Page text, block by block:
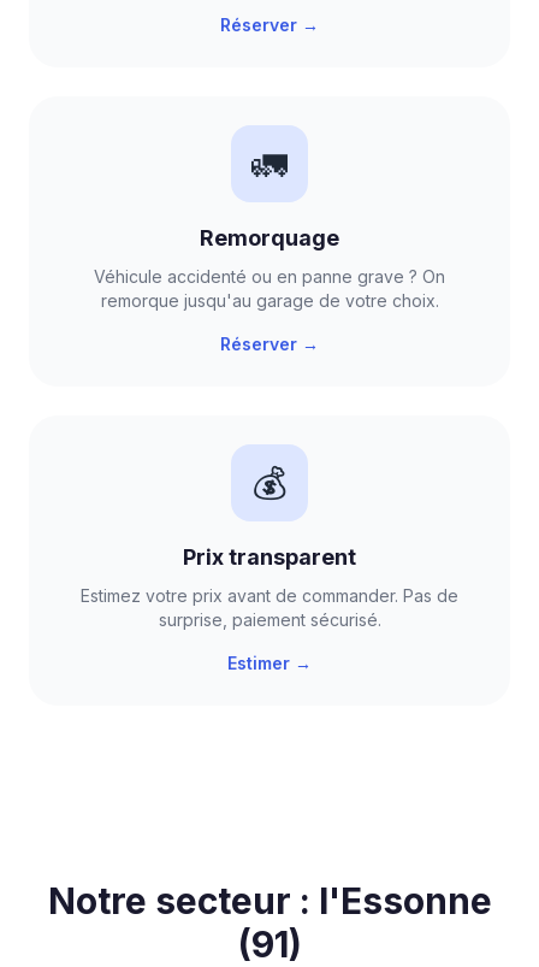
Réserver →
🚛
Remorquage
Véhicule accidenté ou en panne grave ? On
remorque jusqu'au garage de votre choix.
Réserver →
💰
Prix transparent
Estimez votre prix avant de commander. Pas de
surprise, paiement sécurisé.
Estimer →
Notre secteur : l'Essonne
(91)